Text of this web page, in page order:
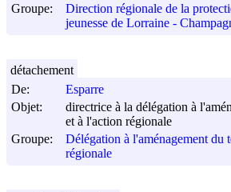
Groupe:
Direction régionale de la
jeunesse de Lorraine -
De:
Esparre
Objet:
directrice à la délégation à
et à l'action régionale
Groupe:
Délégation à l'aménagement du
régionale
détachement